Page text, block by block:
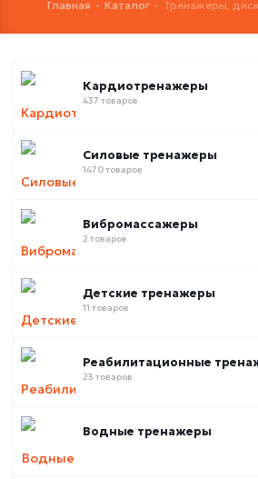
Главная - Каталог - Тренажеры,
Кардиотренажеры
437 товаров
Силовые тренажеры
1470 товаров
Вибромассажеры
2 товаров
Детские тренажеры
11 товаров
Реабилитационные
23 товаров
Водные тренажеры